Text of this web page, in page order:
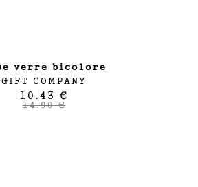
verre bicolore
GIFT COMPANY
10.43 €
14.90 €